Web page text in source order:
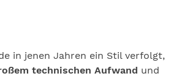
in jenen Jahren ein Stil verfolgt,
technischen Aufwand und